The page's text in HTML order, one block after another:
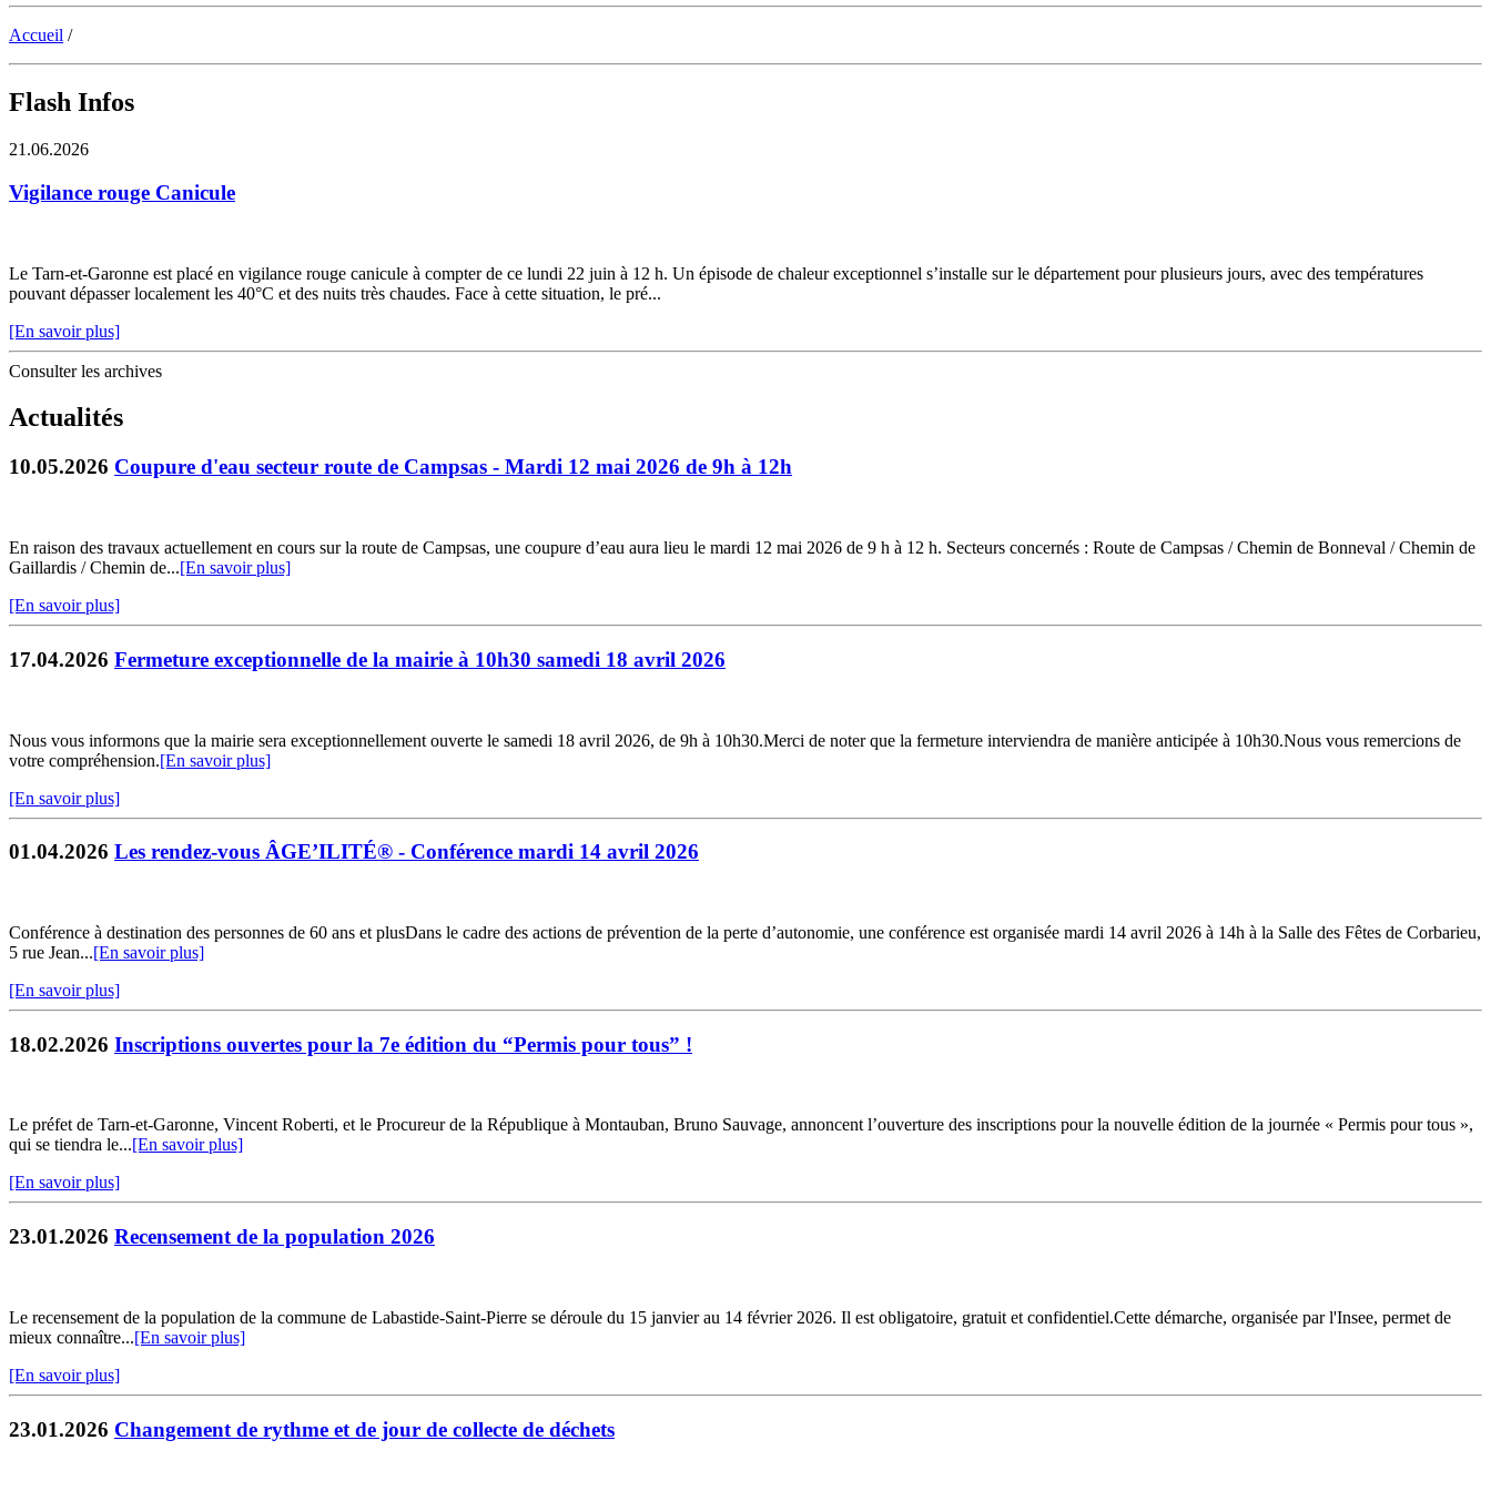
Accueil /
Flash Infos
21.06.2026
Vigilance rouge Canicule
Le Tarn-et-Garonne est placé en vigilance rouge canicule à compter de ce lundi 22 juin à 12 h. Un épisode de chaleur exceptionnel s’installe sur le département pour plusieurs jours, avec des températures
pouvant dépasser localement les 40°C et des nuits très chaudes. Face à cette situation, le pré...
[En savoir plus]
Consulter les archives
Actualités
10.05.2026 Coupure d'eau secteur route de Campsas - Mardi 12 mai 2026 de 9h à 12h
En raison des travaux actuellement en cours sur la route de Campsas, une coupure d’eau aura lieu le mardi 12 mai 2026 de 9 h à 12 h. Secteurs concernés : Route de Campsas / Chemin de Bonneval / Chemin de
Gaillardis / Chemin de...[En savoir plus]
[En savoir plus]
17.04.2026 Fermeture exceptionnelle de la mairie à 10h30 samedi 18 avril 2026
Nous vous informons que la mairie sera exceptionnellement ouverte le samedi 18 avril 2026, de 9h à 10h30.Merci de noter que la fermeture interviendra de manière anticipée à 10h30.Nous vous remercions de
votre compréhension.[En savoir plus]
[En savoir plus]
01.04.2026 Les rendez-vous ÂGE’ILITÉ® - Conférence mardi 14 avril 2026
Conférence à destination des personnes de 60 ans et plusDans le cadre des actions de prévention de la perte d’autonomie, une conférence est organisée mardi 14 avril 2026 à 14h à la Salle des Fêtes de Corbarieu,
5 rue Jean...[En savoir plus]
[En savoir plus]
18.02.2026 Inscriptions ouvertes pour la 7e édition du “Permis pour tous” !
Le préfet de Tarn-et-Garonne, Vincent Roberti, et le Procureur de la République à Montauban, Bruno Sauvage, annoncent l’ouverture des inscriptions pour la nouvelle édition de la journée « Permis pour tous »,
qui se tiendra le...[En savoir plus]
[En savoir plus]
23.01.2026 Recensement de la population 2026
Le recensement de la population de la commune de Labastide-Saint-Pierre se déroule du 15 janvier au 14 février 2026. Il est obligatoire, gratuit et confidentiel.Cette démarche, organisée par l'Insee, permet de
mieux connaître...[En savoir plus]
[En savoir plus]
23.01.2026 Changement de rythme et de jour de collecte de déchets